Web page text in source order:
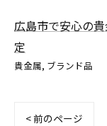
広島市で安心の
定
貴金属 ブランド品
< 前のページ